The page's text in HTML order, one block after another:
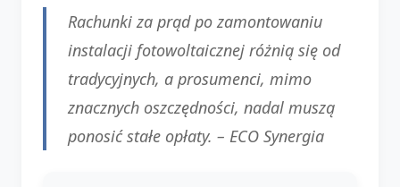
Rachunki za prąd po zamontowaniu
instalacji fotowoltaicznej różnią się od
tradycyjnych, a prosumenci, mimo
znacznych oszczędności, nadal muszą
ponosić stałe opłaty. – ECO Synergia